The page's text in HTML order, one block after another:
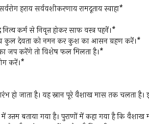
हराय सर्ववशीकरणाय रामदूताय स्वाहा*
कर्म से निवृत्त होकर साफ वस्त्र पहनें।*
कुल देवता को नमन कर कुश का आसन ग्रहण करें।*
जप करेंगे तो विशेष फल मिलता है।*
करें।*
हो जाता है। यह स्नान पूरे वैशाख मास तक चलता है।
बताया गया है। पुराणों में कहा गया है कि वैशाख